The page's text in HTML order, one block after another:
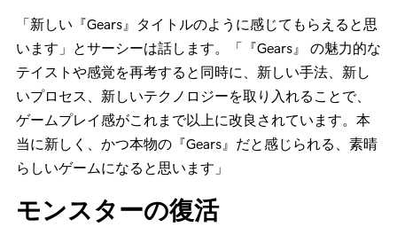
「新しい『Gears』タイトルのように感じてもらえると思
います」とサーシーは話します。「『Gears』 の魅力的な
テイストや感覚を再考すると同時に、新しい手法、新し
いプロセス、新しいテクノロジーを取り入れることで、
ゲームプレイ感がこれまで以上に改良されています。本
当に新しく、かつ本物の『Gears』だと感じられる、素晴
らしいゲームになると思います」
モンスターの復活